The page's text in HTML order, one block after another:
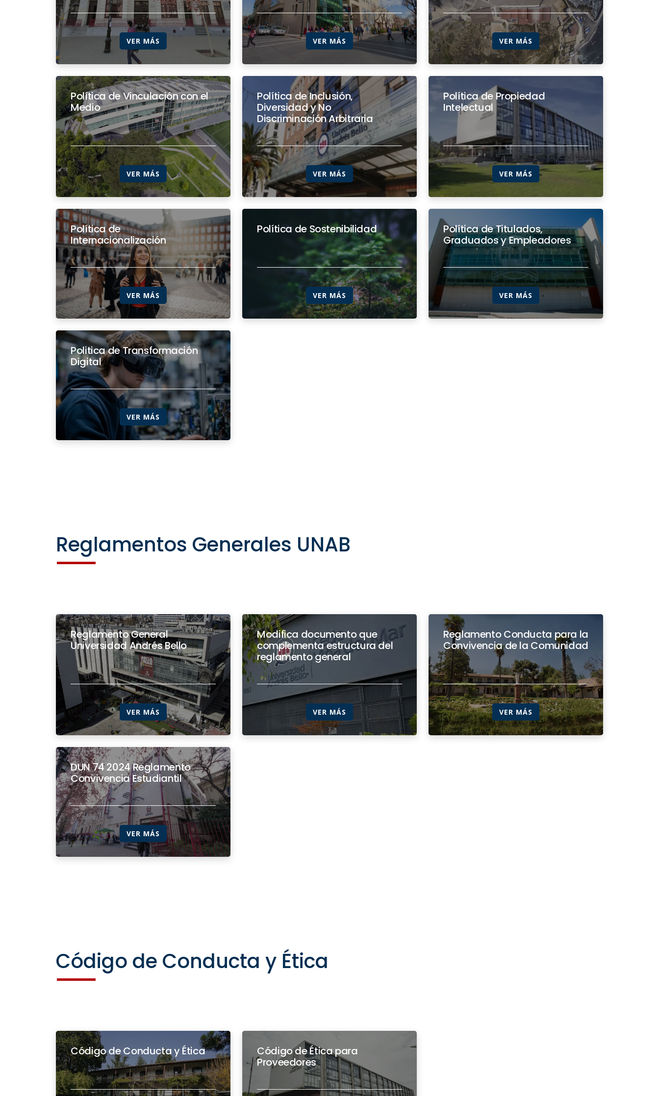
VER MÁS VER MÁS VER MÁS
Política de Vinculación con el
Medio
VER MÁS
Política de Inclusión,
Diversidad y No
Discriminación Arbitraria
VER MÁS
Política de Propiedad
Intelectual
VER MÁS
Política de
Internacionalización
VER MÁS
Política de Sostenibilidad
VER MÁS
Política de Titulados,
Graduados y Empleadores
VER MÁS
Politica de Transformación
Digital
VER MÁS
Reglamentos Generales UNAB
Reglamento General
Universidad Andrés Bello
VER MÁS
Modifica documento que
complementa estructura del
reglamento general
VER MÁS
Reglamento Conducta para la
Convivencia de la Comunidad
VER MÁS
DUN 74 2024 Reglamento
Convivencia Estudiantil
VER MÁS
Código de Conducta y Ética
Código de Conducta y Ética
Código de Ética para
Proveedores